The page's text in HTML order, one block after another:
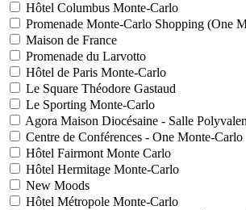
Hôtel Columbus Monte-Carlo
Promenade Monte-Carlo Shopping (One
Maison de France
Promenade du Larvotto
Hôtel de Paris Monte-Carlo
Le Square Théodore Gastaud
Le Sporting Monte-Carlo
Agora Maison Diocésaine - Salle
Centre de Conférences - One Monte-Carlo
Hôtel Fairmont Monte Carlo
Hôtel Hermitage Monte-Carlo
New Moods
Hôtel Métropole Monte-Carlo